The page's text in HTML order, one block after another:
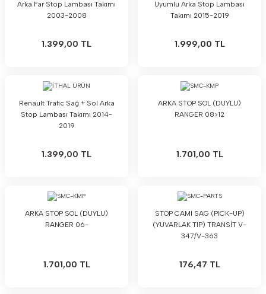
Arka Far Stop Lambası Takımı
2003-2008
1.399,00 TL
Uyumlu Arka Stop Lambası
Takımı 2015-2019
1.999,00 TL
Renault Trafic Sağ + Sol Arka
Stop Lambası Takımı 2014-
2019
1.399,00 TL
ARKA STOP SOL (DUYLU)
RANGER 08>12
1.701,00 TL
ARKA STOP SOL (DUYLU)
RANGER 06-
1.701,00 TL
STOP CAMI SAG (PICK-UP)
(YUVARLAK TIP) TRANSİT V-
347/V-363
176,47 TL